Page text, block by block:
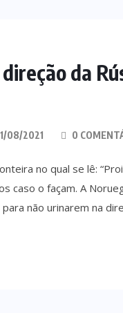
da
08/2021 0
no qual se lê:
caso o façam. A
não urinarem na